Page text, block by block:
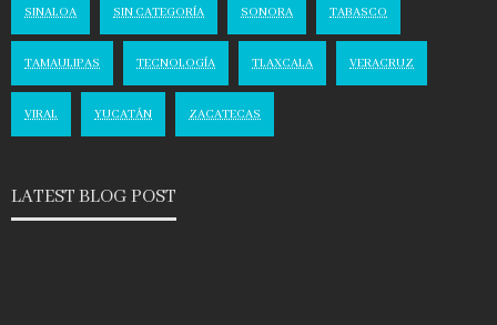
SINALOA SIN CATEGORÍA SONORA TABASCO
TAMAULIPAS TECNOLOGÍA TLAXCALA VERACRUZ
VIRAL YUCATÁN ZACATECAS
LATEST BLOG POST